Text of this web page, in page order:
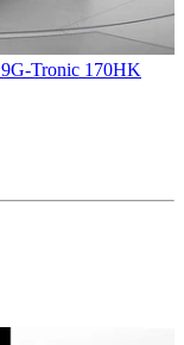
Tronic 170HK